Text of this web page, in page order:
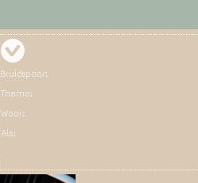
Bruidspaar:
Thema:
Waar:
Als: